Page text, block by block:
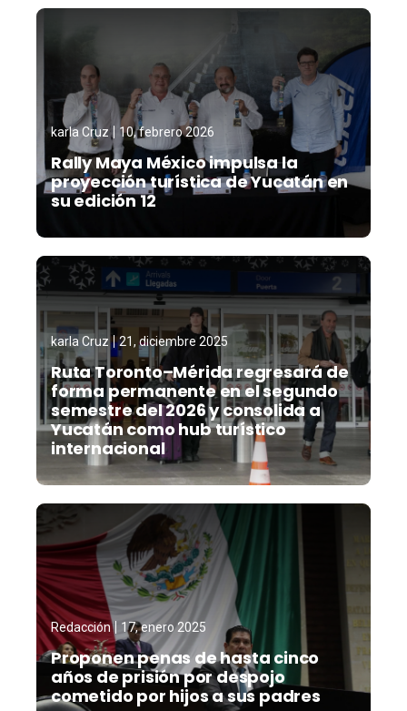
karla Cruz 10, febrero 2026
Rally Maya México impulsa la
proyección turística de Yucatán en
su edición 12
karla Cruz 21, diciembre 2025
Ruta Toronto–Mérida regresará de
forma permanente en el segundo
semestre del 2026 y consolida a
Yucatán como hub turístico
internacional
Redacción 17, enero 2025
Proponen penas de hasta cinco
años de prisión por despojo
cometido por hijos a sus padres